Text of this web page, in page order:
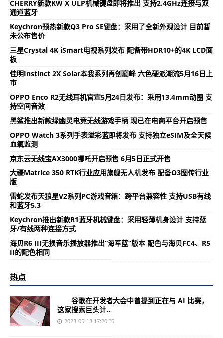
CHERRY新款KW X ULP机械键盘即将推出 支持2.4GHz连接与双
通道蓝牙
Keychron预热新款Q3 Pro SE键盘：采用了全新外观设计 目前暂
未公布售价
三星Crystal 4K iSmart电视系列发布 配备带HDR10+的4K LCD面
板
佳明Instinct 2X Solar本我系列再创巅峰 六色硬派潮流5月16日上
市
OPPO Enco R2无线耳机官宣5月24日发布：采用13.4mm动圈 支
持空间音效
黑鲨推出新款绿幽灵电竞无线游戏手柄 现已在电商平台开启预售
OPPO Watch 3系列手表溢彩蓝即将发布 支持独立eSIM及全天候
血氧监测
京东云无线宝AX3000哪吒开启预售 6月5日正式开售
大疆Matrice 350 RTK行业应用旗舰无人机发布 配备O3图传行业
版
雷蛇发布天狼星V2系列PC游戏音箱：跨平台兼容性 支持USB有线
和蓝牙5.3
Keychron推出新款R1蓝牙机械键盘：采用轻薄机身设计 支持蓝
牙/有线两种连接方式
海贝R6 III无损音乐播放器推出“海军蓝”版本 配色与海贝FC4、R5
II的配色相同
热点
谷歌在开发者大会中曾提到正在与 AI 比赛，
这家搜索巨头计...
2023-05-18 17:20:36